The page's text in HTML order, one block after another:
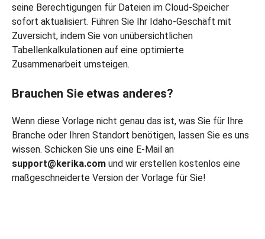
seine Berechtigungen für Dateien im Cloud-Speicher
sofort aktualisiert. Führen Sie Ihr Idaho-Geschäft mit
Zuversicht, indem Sie von unübersichtlichen
Tabellenkalkulationen auf eine optimierte
Zusammenarbeit umsteigen.
Brauchen Sie etwas anderes?
Wenn diese Vorlage nicht genau das ist, was Sie für Ihre
Branche oder Ihren Standort benötigen, lassen Sie es uns
wissen. Schicken Sie uns eine E-Mail an
support@kerika.com und wir erstellen kostenlos eine
maßgeschneiderte Version der Vorlage für Sie!